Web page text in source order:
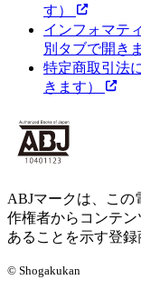
す）
インフォマテ
別タブで開き
特定商取引法
きます）
ABJマークは、この
作権者からコンテ
あることを示す登録
© Shogakukan